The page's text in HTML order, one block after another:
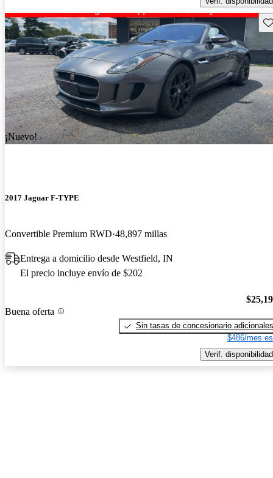
¡Nuevo!
2017 Jaguar F-TYPE
Convertible Premium RWD 48,897 millas
Entrega a domicilio desde Westfield, IN
El precio incluye envío de $202
Buena oferta
Sin tasas de concesionario adicionales
$486/mes
Verif. disponibilidad